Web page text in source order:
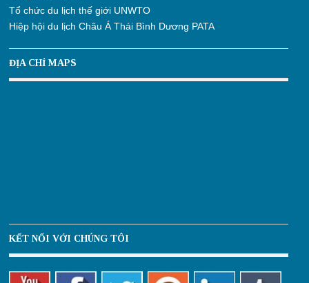
Tổ chức du lịch thế giới UNWTO
Hiệp hội du lịch Châu Á Thái Bình Dương PATA
ĐỊA CHỈ MAPS
KẾT NỐI VỚI CHÚNG TÔI